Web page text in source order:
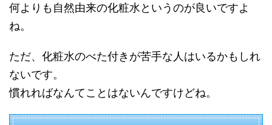
何よりも自然由来の化粧水というのが良いですよ
ね。
ただ、化粧水のべた付きが苦手な人はいるかもしれ
ないです。
慣れればなんてことはないんですけどね。